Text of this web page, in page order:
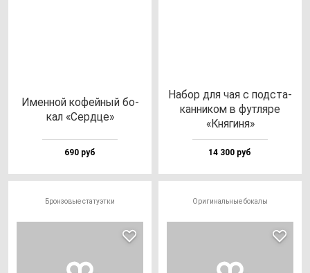
Имен­ной ко­фей­ный бо­
кал «Сер­дце»
690 руб
Набор для чая с под­ста­
кан­ни­ком в фут­ля­ре
«Кня­ги­ня»
14 300 руб
Бронзовые статуэтки Оригинальные бокалы